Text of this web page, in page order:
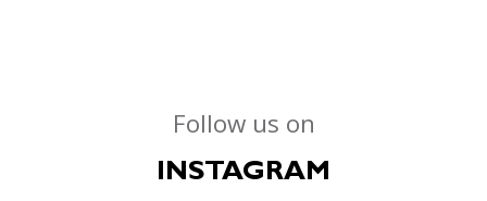
Follow us on
INSTAGRAM